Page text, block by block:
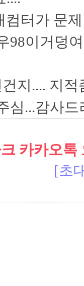
터가 문제
98이거덩
지.... 지
심...감사드
카카오톡
[초